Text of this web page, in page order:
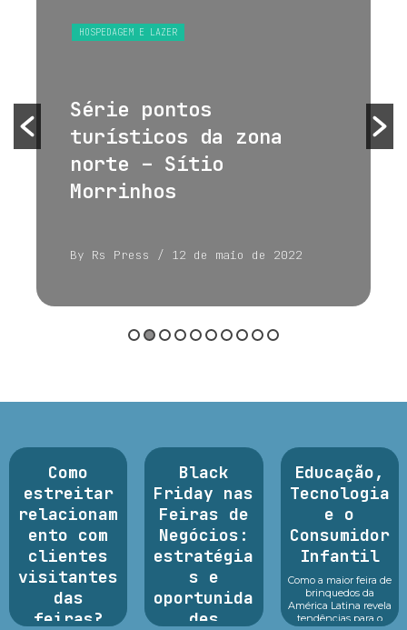
HOSPEDAGEM E LAZER
Série pontos
turísticos da zona
norte – Sítio
Morrinhos
By Rs Press / 12 de maio de 2022
Como
estreitar
relacionam
ento com
clientes
visitantes
das
feiras?
Black
Friday nas
Feiras de
Negócios:
estratégia
s e
oportunida
des
Educação,
Tecnologia
e o
Consumidor
Infantil
Como a maior feira de
brinquedos da
América Latina revela
tendências para o